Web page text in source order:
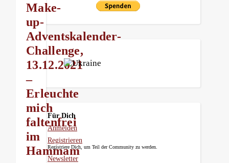
Make-
up-
Adventskalender-
Challenge,
13.12.2021
–
Erleuchte
mich
faltenfrei
im
Hammam
Für Dich
Anmelden
Registrieren
Registriere Dich, um Teil der Community zu werden.
Newsletter